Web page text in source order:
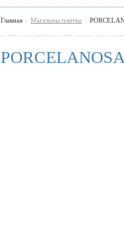
Главная \ Магазины плитки \